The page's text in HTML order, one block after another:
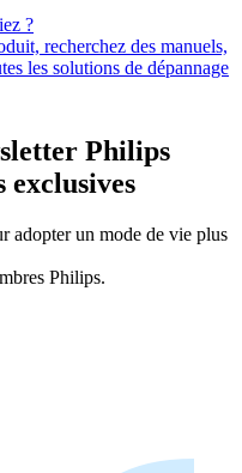
?
recherchez des manuels,
les solutions de dépannage
Philips
adopter un mode de vie plus
Philips.